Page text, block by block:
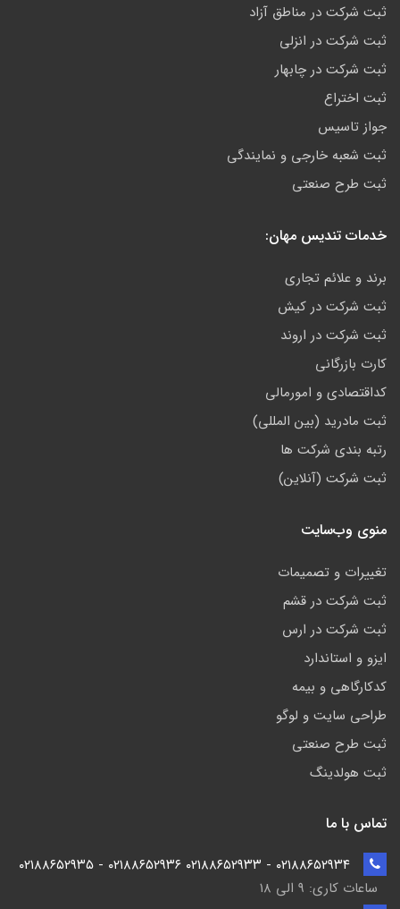
ثبت شرکت در مناطق آزاد
ثبت شرکت در انزلی
ثبت شرکت در چابهار
ثبت اختراع
جواز تاسیس
ثبت شعبه خارجی و نمایندگی
ثبت طرح صنعتی
خدمات تندیس مهان:
برند و علائم تجاری
ثبت شرکت در کیش
ثبت شرکت در اروند
کارت بازرگانی
کداقتصادی و امورمالی
ثبت مادرید (بین المللی)
رتبه بندی شرکت ها
ثبت شرکت (آنلاین)
منوی وب‌سایت
تغییرات و تصمیمات
ثبت شرکت در قشم
ثبت شرکت در ارس
ایزو و استاندارد
کدکارگاهی و بیمه
طراحی سایت و لوگو
ثبت طرح صنعتی
ثبت هولدینگ
تماس با ما
ساعات کاری: ۹ الی ۱۸